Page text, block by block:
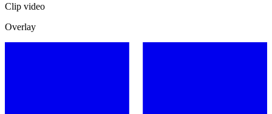
Clip video
Overlay